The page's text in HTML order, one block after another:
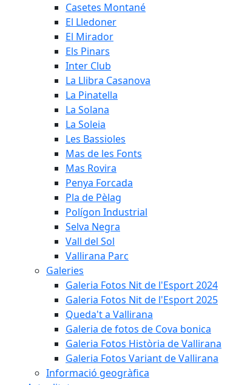
Casetes Montané
El Lledoner
El Mirador
Els Pinars
Inter Club
La Llibra Casanova
La Pinatella
La Solana
La Soleia
Les Bassioles
Mas de les Fonts
Mas Rovira
Penya Forcada
Pla de Pèlag
Polígon Industrial
Selva Negra
Vall del Sol
Vallirana Parc
Galeries
Galeria Fotos Nit de l'Esport 2024
Galeria Fotos Nit de l'Esport 2025
Queda't a Vallirana
Galeria de fotos de Cova bonica
Galeria Fotos Història de Vallirana
Galeria Fotos Variant de Vallirana
Informació geogràfica